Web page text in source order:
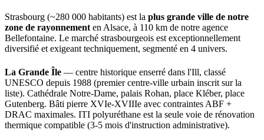
Strasbourg (~280 000 habitants) est la plus grande ville de notre
zone de rayonnement en Alsace, à 110 km de notre agence
Bellefontaine. Le marché strasbourgeois est exceptionnellement
diversifié et exigeant techniquement, segmenté en 4 univers.
La Grande Île — centre historique enserré dans l'Ill, classé
UNESCO depuis 1988 (premier centre-ville urbain inscrit sur la
liste). Cathédrale Notre-Dame, palais Rohan, place Kléber, place
Gutenberg. Bâti pierre XVIe-XVIIIe avec contraintes ABF +
DRAC maximales. ITI polyuréthane est la seule voie de rénovation
thermique compatible (3-5 mois d'instruction administrative).